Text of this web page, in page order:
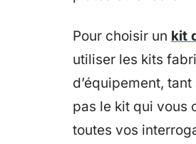
Pour choisir un kit
utiliser les kits
d’équipement,
pas le kit qui vous
toutes vos